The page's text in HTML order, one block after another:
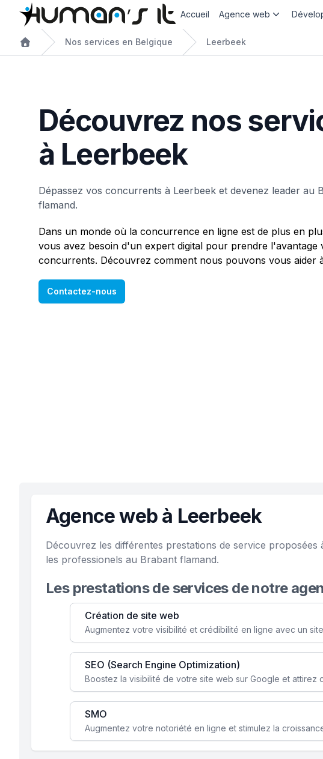
Accueil Agence web
Nos services en Belgique Leerbeek
Découvrez nos
à Leerbeek
Dépassez vos concurrents à Leerbeek et devenez leader au
flamand.
Dans un monde où la concurrence en ligne est de plus en
vous avez besoin d'un expert digital pour prendre l'avantage
concurrents. Découvrez comment nous pouvons vous aider
Contactez-nous
Agence web à Leerbeek
Découvrez les différentes prestations de service
les professionels au Brabant flamand.
Les prestations de services de notre
Création de site web
SEO (Search Engine Optimization)
SMO